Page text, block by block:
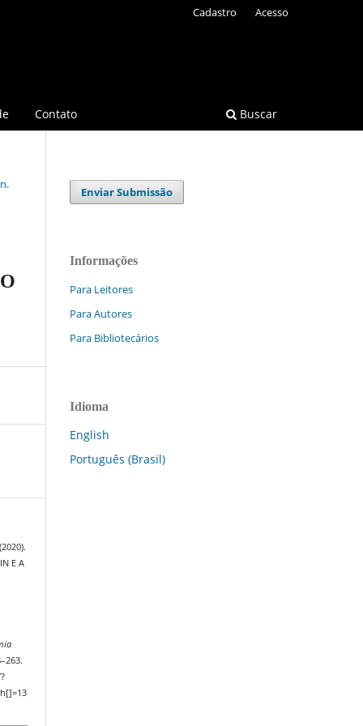
Contato Buscar
Cadastro Acesso
E A
Enviar Submissão
Informações
Para Leitores
Para Autores
Para Bibliotecários
Idioma
English
Português (Brasil)